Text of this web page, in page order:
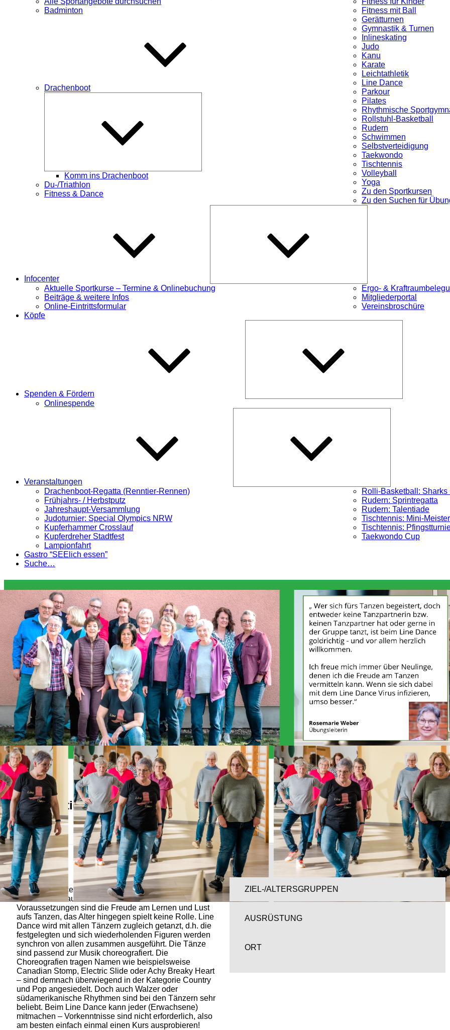
Badminton
Drachenboot
Komm ins Drachenboot
Du-/Triathlon
Fitness & Dance
Fitness mit Ball
Gerätturnen
Gymnastik & Turnen
Inlineskating
Judo
Kanu
Karate
Leichtathletik
Line Dance
Parkour
Pilates
Rhythmische
Rollstuhl-Basketball
Rudern
Schwimmen
Selbstverteidigung
Taekwondo
Tischtennis
Volleyball
Yoga
Zu den Sportkursen
Zu den Suchen für
Infocenter
Aktuelle Sportkurse – Termine & Onlinebuchung
Beiträge & weitere Infos
Online-Eintrittsformular
Ergo- &
Mitgliederportal
Vereinsbroschüre
Köpfe
Spenden & Fördern
Onlinespende
Veranstaltungen
Drachenboot-Regatta (Renntier-Rennen)
Frühjahrs- / Herbstputz
Jahreshaupt-Versammlung
Judoturnier: Special Olympics NRW
Kupferhammer Crosslauf
Kupferdreher Stadtfest
Lampionfahrt
Rolli-Basketball: Sharks
Rudern: Sprintregatta
Rudern: Talentiade
Tischtennis: Mini-
Tischtennis:
Taekwondo Cup
Gastro “SEElich essen”
Suche…
Alles Wichtige auf einen Blick
Allgemein
Der Line-Dance Kurs eignet sich für jeden, der zwei
Füße hat und auf 8 zählen kann. Weitere
Voraussetzungen sind die Freude am Lernen und Lust
aufs Tanzen, das Alter hingegen spielt keine Rolle. Line
Dance wird mit allen Tänzern zugleich getanzt, d.h. die
festgelegten und sich wiederholenden Figuren werden
synchron von allen zusammen ausgeführt. Die Tänze
sind passend zur Musik choreografiert. Die
Choreografien tragen Namen wie beispielsweise
Canadian Stomp, Electric Slide oder Achy Breaky Heart
– sind demnach überwiegend in der Kategorie Country
und Pop angesiedelt. Doch auch Walzer oder
südamerikanische Rhythmen sind bei den Tänzern sehr
beliebt. Beim Line Dance kann jeder (Erwachsene)
mitmachen – Vorkenntnisse sind nicht erforderlich, also
am besten einfach einmal einen Kurs ausprobieren!
Kompaktinfo
ZIEL-/ALTERSGRUPPEN
AUSRÜSTUNG
ORT